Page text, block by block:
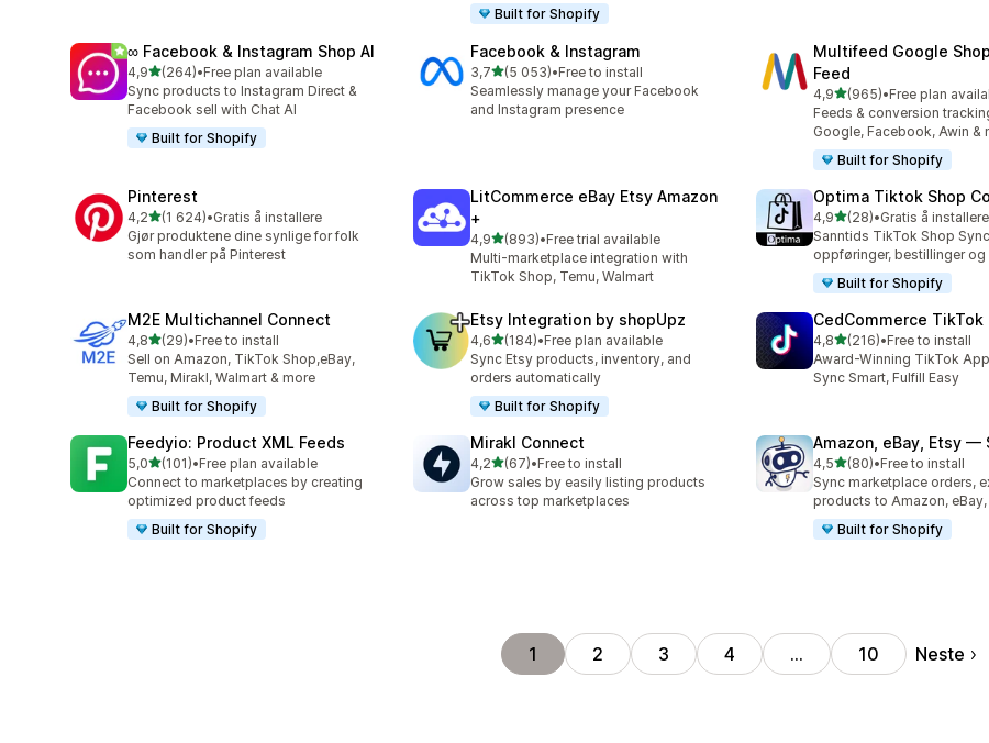
Built for Shopify
∞ Facebook & Instagram Shop AI
4,9av 5 stjerner
(264)
Totalt 264 omtaler
•Free plan available
Sync products to Instagram Direct &
Facebook sell with Chat AI
Built for Shopify
Facebook & Instagram
3,7av 5 stjerner
(5 053)
Totalt 5053 omtaler
•Free to install
Seamlessly manage your Facebook
and Instagram presence
Multifeed Google
Feed
4,9av 5 stjerner
(965)
Totalt 965 omtaler
•Free plan
Feeds & conversion
Google, Facebook, Awin &
Built for Shopify
Pinterest
4,2av 5 stjerner
(1 624)
Totalt 1624 omtaler
•Gratis å installere
Gjør produktene dine synlige for folk
som handler på Pinterest
LitCommerce eBay Etsy Amazon
+
4,9av 5 stjerner
(893)
Totalt 893 omtaler
•Free trial available
Multi-marketplace integration with
TikTok Shop, Temu, Walmart
Optima Tiktok Shop
4,9av 5 stjerner
(28)
Totalt 28 omtaler
•Gratis å installere
Sanntids TikTok Shop
oppføringer, bestillinger og
Built for Shopify
M2E Multichannel Connect
4,8av 5 stjerner
(29)
Totalt 29 omtaler
•Free to install
Sell on Amazon, TikTok Shop,eBay,
Temu, Mirakl, Walmart & more
Built for Shopify
Etsy Integration by shopUpz
4,6av 5 stjerner
(184)
Totalt 184 omtaler
•Free plan available
Sync Etsy products, inventory, and
orders automatically
Built for Shopify
CedCommerce TikTok
4,8av 5 stjerner
(216)
Totalt 216 omtaler
•Free to install
Award-Winning TikTok
Sync Smart, Fulfill Easy
Feedyio: Product XML Feeds
5,0av 5 stjerner
(101)
Totalt 101 omtaler
•Free plan available
Connect to marketplaces by creating
optimized product feeds
Built for Shopify
Mirakl Connect
4,2av 5 stjerner
(67)
Totalt 67 omtaler
•Free to install
Grow sales by easily listing products
across top marketplaces
Amazon, eBay, Etsy —
4,5av 5 stjerner
(80)
Totalt 80 omtaler
•Free to install
Sync marketplace orders,
products to Amazon, eBay,
Built for Shopify
1 2 3 4 … 10 Neste